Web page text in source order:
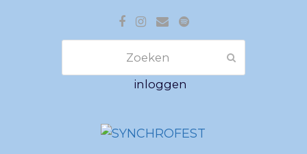
Facebook
Instagram
E-
mail
Spotify
inloggen